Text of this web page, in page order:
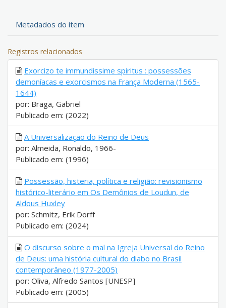
Metadados do item
Registros relacionados
Exorcizo te immundissime spiritus : possessões
demoníacas e exorcismos na França Moderna (1565-
1644)
por: Braga, Gabriel
Publicado em: (2022)
A Universalização do Reino de Deus
por: Almeida, Ronaldo, 1966-
Publicado em: (1996)
Possessão, histeria, política e religião: revisionismo
histórico-literário em Os Demônios de Loudun, de
Aldous Huxley
por: Schmitz, Erik Dorff
Publicado em: (2024)
O discurso sobre o mal na Igreja Universal do Reino
de Deus: uma história cultural do diabo no Brasil
contemporâneo (1977-2005)
por: Oliva, Alfredo Santos [UNESP]
Publicado em: (2005)